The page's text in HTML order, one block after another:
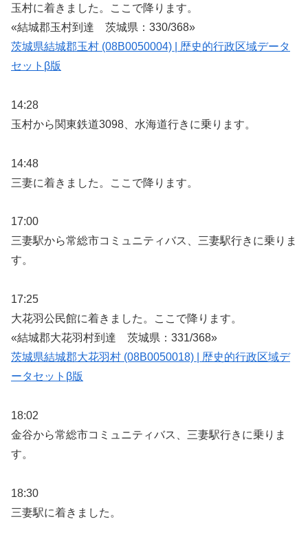
玉村に着きました。ここで降ります。
«結城郡玉村到達 茨城県：330/368»
茨城県結城郡玉村 (08B0050004) | 歴史的行政区域データ
セットβ版
14:28
玉村から関東鉄道3098、水海道行きに乗ります。
14:48
三妻に着きました。ここで降ります。
17:00
三妻駅から常総市コミュニティバス、三妻駅行きに乗りま
す。
17:25
大花羽公民館に着きました。ここで降ります。
«結城郡大花羽村到達 茨城県：331/368»
茨城県結城郡大花羽村 (08B0050018) | 歴史的行政区域デ
ータセットβ版
18:02
金谷から常総市コミュニティバス、三妻駅行きに乗りま
す。
18:30
三妻駅に着きました。